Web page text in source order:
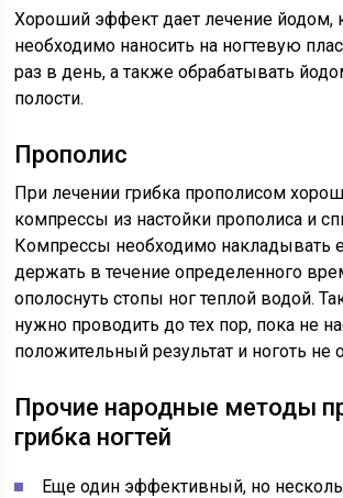
Хороший эффект дает лечение йодом,
необходимо наносить на ногтевую
раз в день, а также обрабатывать
полости.
Прополис
При лечении грибка прополисом
компрессы из настойки прополиса и
Компрессы необходимо накладывать
держать в течение определенного
ополоснуть стопы ног теплой водой.
нужно проводить до тех пор, пока не
положительный результат и ноготь не
Прочие народные методы
грибка ногтей
Еще один эффективный, но